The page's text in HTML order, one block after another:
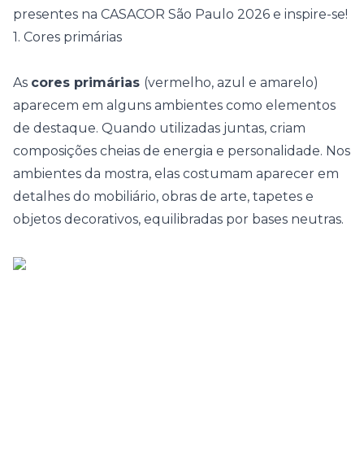
presentes na CASACOR São Paulo 2026 e inspire-se!
1. Cores primárias
As cores primárias (vermelho, azul e amarelo)
aparecem em alguns ambientes como elementos
de destaque. Quando utilizadas juntas, criam
composições cheias de energia e personalidade. Nos
ambientes da mostra, elas costumam aparecer em
detalhes do mobiliário, obras de arte, tapetes e
objetos decorativos, equilibradas por bases neutras.